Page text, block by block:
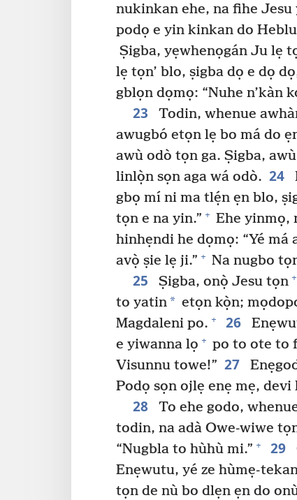
nukinkan ehe, na fihe
podọ e yin kinkan do
Ṣigba, yẹwhenọgán Ju lẹ
lẹ tọn’ blo, ṣigba dọ e dọ
gblọn dọmọ: “Nuhe n’kàn
23
Todin, whenue
awugbó etọn lẹ bo má do
awù odò tọn ga. Ṣigba,
linlọ̀n sọn aga wá odò. 24
gbọ mí ni ma tlẹ́n ẹn blo,
tọn e na yin.” + Ehe yinmọ,
hinhẹndi he dọmọ: “Yé má
avọ̀ ṣie lẹ ji.” + Na nugbo
25 Ṣigba, onọ̀ Jesu tọn +
to yatin* etọn kọ̀n;
Magdaleni po. + 26
e yiwanna lọ + po to ote to
Visunnu towe!” 27
Podọ sọn ojlẹ enẹ mẹ,
28
To ehe godo,
todin, na adà Owe-wiwe
“Nugbla to hùhù mi.” + 29
Enẹwutu, yé ze hùmẹ-
tọn de nù bo dlẹn ẹn do